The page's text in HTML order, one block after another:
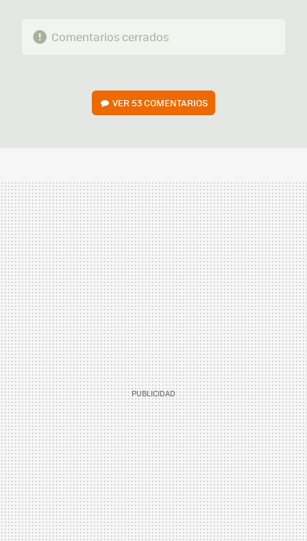
Comentarios cerrados
VER53 COMENTARIOS